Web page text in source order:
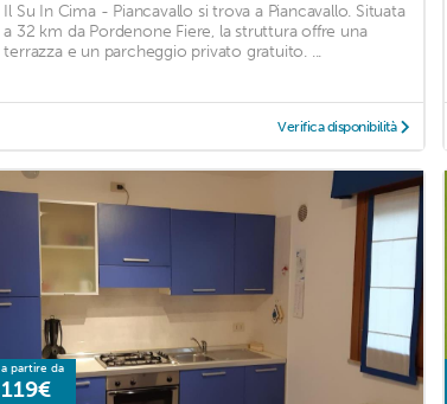
Il Su In Cima - Piancavallo si trova a Piancavallo. Situata
a 32 km da Pordenone Fiere, la struttura offre una
terrazza e un parcheggio privato gratuito. ...
Verifica disponibilità
a partire da
119€